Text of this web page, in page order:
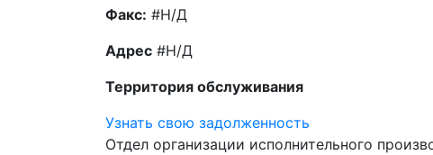
Факс: #Н/Д
Адрес #Н/Д
Территория обслуживания
Узнать свою задолженность
Отдел организации исполнительного